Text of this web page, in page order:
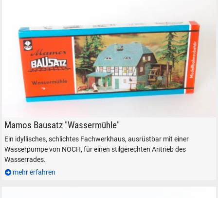
Mamos Bausatz Wassermühle für H0 und TT.
Mamos Bausatz "Wassermühle"
Ein idyllisches, schlichtes Fachwerkhaus, ausrüstbar mit einer
Wasserpumpe von NOCH, für einen stilgerechten Antrieb des
Wasserrades.
mehr erfahren
suchen Abbrechen